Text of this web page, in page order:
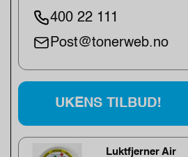
400 22 111
Post@tonerweb.no
UKENS TILBUD!
Luktfjerner Air